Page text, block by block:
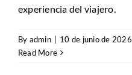
experiencia del viajero.
By admin 10 de junio de 2026
Read More